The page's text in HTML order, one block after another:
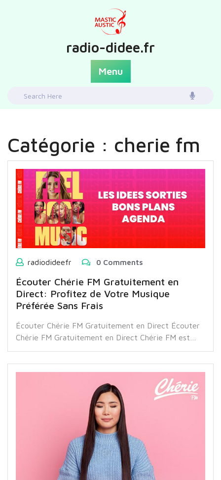
radio-didee.fr
Menu
Search
Catégorie : cherie fm
radiodideefr 0 Comments
Écouter Chérie FM Gratuitement en
Direct: Profitez de Votre Musique
Préférée Sans Frais
Écouter Chérie FM Gratuitement en Direct Écouter
Chérie FM Gratuitement en Direct Chérie FM est…